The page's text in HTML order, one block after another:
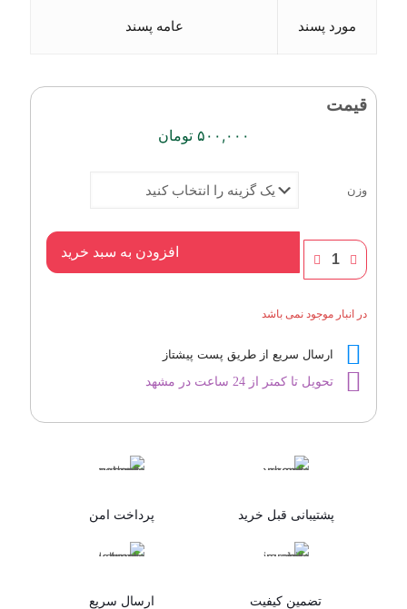
مورد پسند عامه پسند
قیمت
۵۰۰,۰۰۰ تومان
وزن
عطر
لویی
ویتون
جورسه
افزودن به سبد خرید
در انبار موجود نمی باشد
ارسال سریع از طریق پست پیشتاز
تحویل تا کمتر از 24 ساعت در مشهد
پشتیبانی قبل خرید پرداخت امن
تضمین کیفیت ارسال سریع